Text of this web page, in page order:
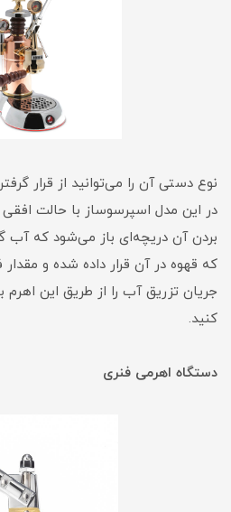
نوع دستی آن را می‌توانید از قرار
در این مدل اسپرسوساز با حالت افقی
بردن آن دریچه‌ای باز می‌شود که آب
که قهوه در آن قرار داده شده و مقدار
جریان تزریق آب را از طریق این اهرم
کنید.
دستگاه اهرمی فنری